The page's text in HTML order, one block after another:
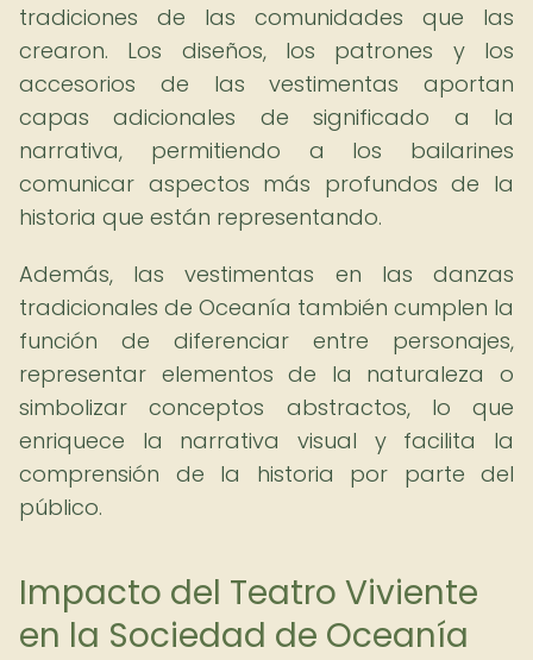
tradiciones de las comunidades que las
crearon. Los diseños, los patrones y los
accesorios de las vestimentas aportan
capas adicionales de significado a la
narrativa, permitiendo a los bailarines
comunicar aspectos más profundos de la
historia que están representando.
Además, las vestimentas en las danzas
tradicionales de Oceanía también cumplen la
función de diferenciar entre personajes,
representar elementos de la naturaleza o
simbolizar conceptos abstractos, lo que
enriquece la narrativa visual y facilita la
comprensión de la historia por parte del
público.
Impacto del Teatro Viviente
en la Sociedad de Oceanía